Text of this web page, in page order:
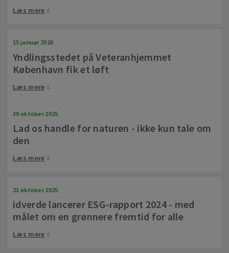
Læs mere
15 januar 2026
Yndlingsstedet på Veteranhjemmet
København fik et løft
Læs mere
30 oktober 2025
Lad os handle for naturen - ikke kun tale om
den
Læs mere
21 oktober 2025
idverde lancerer ESG-rapport 2024 - med
målet om en grønnere fremtid for alle
Læs mere